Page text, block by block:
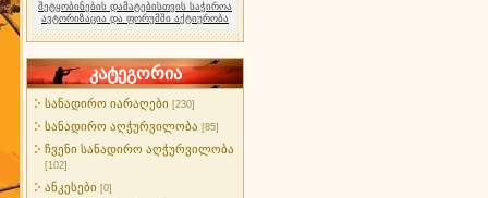
შეტყობინების დამატებისთვის საჭიროა
ავტორიზაცია და ფორუმში აქტიურობა
კატეგორია
სანადირო იარაღები [230]
სანადირო აღჭურვილობა [85]
ჩვენი სანადირო აღჭურვილობა
[102]
ანკესები [0]